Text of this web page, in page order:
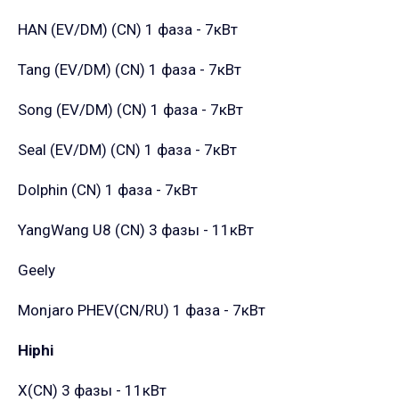
HAN (EV/DM) (CN) 1 фаза - 7кВт
Tang (EV/DM) (CN) 1 фаза - 7кВт
Song (EV/DM) (CN) 1 фаза - 7кВт
Seal (EV/DM) (CN) 1 фаза - 7кВт
Dolphin (CN) 1 фаза - 7кВт
YangWang U8 (CN) 3 фазы - 11кВт
Geely
Monjaro PHEV(CN/RU) 1 фаза - 7кВт
Hiphi
X(CN) 3 фазы - 11кВт